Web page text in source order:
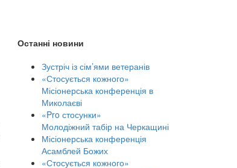
Останні новини
Зустріч із сім’ями ветеранів
«Стосується кожного»
Місіонерська конференція в
Миколаєві
«Pro стосунки»
Молодіжний табір на Черкащині
Місіонерська конференція
Асамблей Божих
«Стосується кожного»